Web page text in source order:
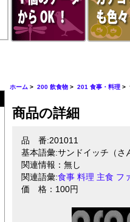
ホーム >200 飲食物 >201 食事・料理 >
商品の詳細
品 番:201011
基本語彙:サンドイッチ（さ
関連情報：無し
関連語彙:食事 料理 主食 フ
価 格：100円